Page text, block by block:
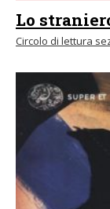
Lo
Circolo di lettura